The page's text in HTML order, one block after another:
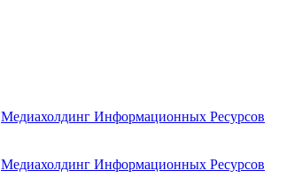
Медиахолдинг Информационных Ресурсов
Медиахолдинг Информационных Ресурсов